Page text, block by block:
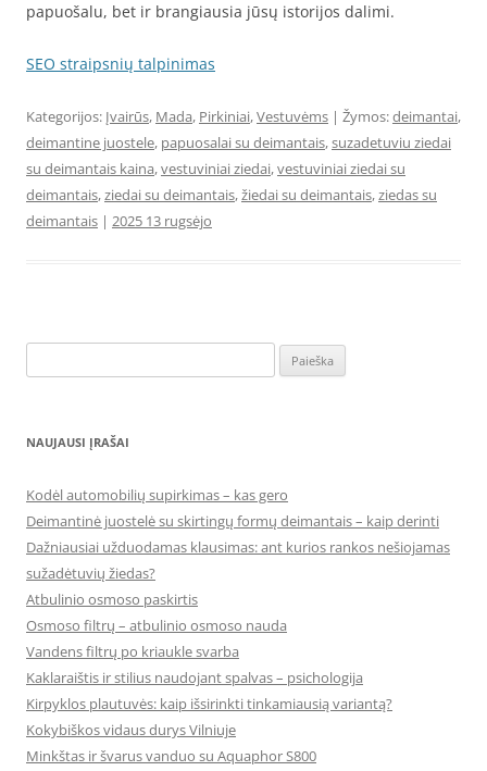
papuošalu, bet ir brangiausia jūsų istorijos dalimi.
SEO straipsnių talpinimas
Kategorijos: Įvairūs, Mada, Pirkiniai,Vestuvėms | Žymos:deimantai,
deimantine juostele, papuosalai su deimantais,suzadetuviu ziedai
su deimantais kaina,vestuviniai ziedai,vestuviniai ziedai su
deimantais,ziedai su deimantais,žiedai su deimantais,ziedas su
deimantais | 2025 13 rugsėjo
NAUJAUSI ĮRAŠAI
Kodėl automobilių supirkimas – kas gero
Deimantinė juostelė su skirtingų formų deimantais – kaip derinti
Dažniausiai užduodamas klausimas: ant kurios rankos nešiojamas
sužadėtuvių žiedas?
Atbulinio osmoso paskirtis
Osmoso filtrų – atbulinio osmoso nauda
Vandens filtrų po kriaukle svarba
Kaklaraištis ir stilius naudojant spalvas – psichologija
Kirpyklos plautuvės: kaip išsirinkti tinkamiausią variantą?
Kokybiškos vidaus durys Vilniuje
Minkštas ir švarus vanduo su Aquaphor S800